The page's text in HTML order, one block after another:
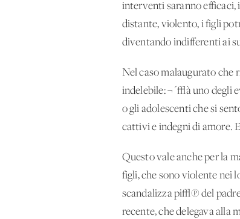
interventi saranno efficaci,
distante, violento, i figli
diventando indifferenti ai
Nel caso malaugurato che
indelebile: ¬´√à uno degli
o gli adolescenti che si
cattivi e indegni di amore.
Questo vale anche per la
figli, che sono violente nei
scandalizza pi√π del
recente, che delegava alla